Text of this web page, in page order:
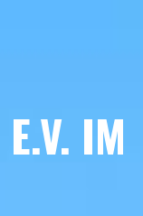
IM